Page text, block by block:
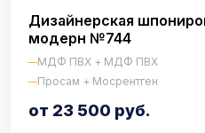
Дизайнерская
модерн №744
МДФ ПВХ + МДФ ПВХ
Просам + Мосрентген
от 23 500 руб.